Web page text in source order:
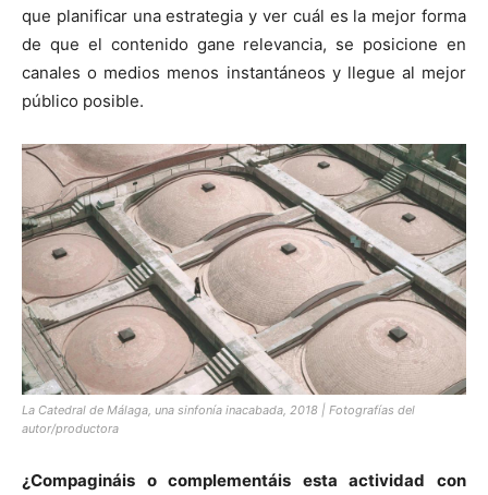
que planificar una estrategia y ver cuál es la mejor forma
de que el contenido gane relevancia, se posicione en
canales o medios menos instantáneos y llegue al mejor
público posible.
La Catedral de Málaga, una sinfonía inacabada, 2018 | Fotografías del
autor/productora
¿Compagináis o complementáis esta actividad con